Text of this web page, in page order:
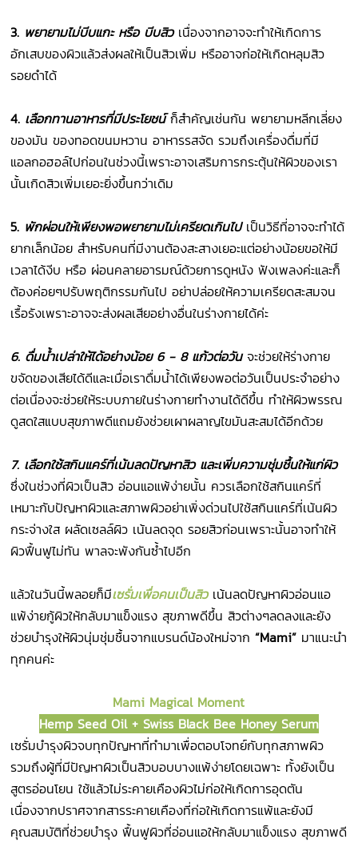
3. พยายามไม่บีบแกะ หรือ บีบสิวเนื่องจากอาจจะทำให้เกิดการ
อักเสบของผิวแล้วส่งผลให้เป็นสิวเพิ่ม หรืออาจก่อให้เกิดหลุมสิว
รอยดำได้
4. เลือกทานอาหารที่มีประโยชน์ก็สำคัญเช่นกัน พยายามหลีกเลี่ยง
ของมัน ของทอดขนมหวาน อาหารรสจัด รวมถึงเครื่องดื่มที่มี
แอลกอฮอล์ไปก่อนในช่วงนี้เพราะอาจเสริมการกระตุ้นให้ผิวของเรา
นั้นเกิดสิวเพิ่มเยอะยิ่งขึ้นกว่าเดิม
5. พักผ่อนให้เพียงพอพยายามไม่เครียดเกินไปเป็นวิธีที่อาจจะทำได้
ยากเล็กน้อย สำหรับคนที่มีงานต้องสะสางเยอะแต่อย่างน้อยขอให้มี
เวลาได้งีบ หรือ ผ่อนคลายอารมณ์ด้วยการดูหนัง ฟังเพลงค่ะและก็
ต้องค่อยๆปรับพฤติกรรมกันไป อย่าปล่อยให้ความเครียดสะสมจน
เรื้อรังเพราะอาจจะส่งผลเสียอย่างอื่นในร่างกายได้ค่ะ
6. ดื่มน้ำเปล่าให้ได้อย่างน้อย 6 - 8 แก้วต่อวันจะช่วยให้ร่างกาย
ขจัดของเสียได้ดีและเมื่อเราดื่มน้ำได้เพียงพอต่อวันเป็นประจำอย่าง
ต่อเนื่องจะช่วยให้ระบบภายในร่างกายทำงานได้ดีขึ้น ทำให้ผิวพรรณ
ดูสดใสแบบสุขภาพดีแถมยังช่วยเผาผลาญไขมันสะสมได้อีกด้วย
7. เลือกใช้สกินแคร์ที่เน้นลดปัญหาสิว และเพิ่มความชุ่มชื้นให้แก่ผิว
ซึ่งในช่วงที่ผิวเป็นสิว อ่อนแอแพ้ง่ายนั้น ควรเลือกใช้สกินแคร์ที่
เหมาะกับปัญหาผิวและสภาพผิวอย่าเพิ่งด่วนไปใช้สกินแคร์ที่เน้นผิว
กระจ่างใส ผลัดเซลล์ผิว เน้นลดจุด รอยสิวก่อนเพราะนั้นอาจทำให้
ผิวฟื้นฟูไม่ทัน พาลจะพังกันซ้ำไปอีก
แล้วในวันนี้พลอยก็มีเซรั่มเพื่อคนเป็นสิวเน้นลดปัญหาผิวอ่อนแอ
แพ้ง่ายกู้ผิวให้กลับมาแข็งแรง สุขภาพดีขึ้น สิวต่างๆลดลงและยัง
ช่วยบำรุงให้ผิวนุ่มชุ่มชื้นจากแบรนด์น้องใหม่จาก“Mami” มาแนะนำ
ทุกคนค่ะ
Mami Magical Moment
Hemp Seed Oil + Swiss Black Bee Honey Serum
เซรั่มบำรุงผิวจบทุกปัญหาที่ทำมาเพื่อตอบโจทย์กับทุกสภาพผิว
รวมถึงผู้ที่มีปัญหาผิวเป็นสิวบอบบางแพ้ง่ายโดยเฉพาะ ทั้งยังเป็น
สูตรอ่อนโยน ใช้แล้วไม่ระคายเคืองผิวไม่ก่อให้เกิดการอุดตัน
เนื่องจากปราศจากสารระคายเคืองที่ก่อให้เกิดการแพ้และยังมี
คุณสมบัติที่ช่วยบำรุง ฟื้นฟูผิวที่อ่อนแอให้กลับมาแข็งแรง สุขภาพดี